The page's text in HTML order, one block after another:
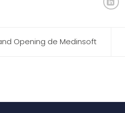
Opening de Medinsoft